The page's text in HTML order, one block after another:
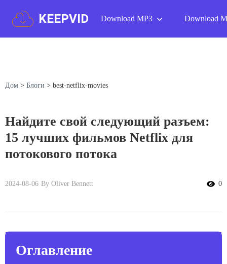
KEEPVID Download MP3 Download
Дом > Блоги > best-netflix-movies
Найдите свой следующий разъем:
15 лучших фильмов Netflix для
потокового потока
2024-08-06 By Oliver Bennett 0
Оглавление